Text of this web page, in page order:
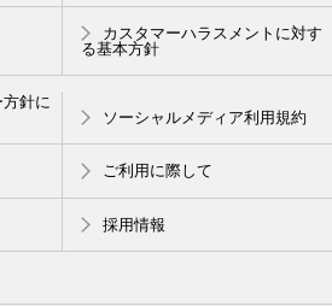
カスタマーハラスメントに対す
る基本方針
針に
ソーシャルメディア利用規約
ご利用に際して
採用情報